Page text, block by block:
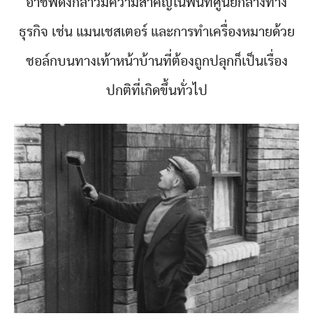
ธุรกิจ เช่น แมนเชสเตอร์ และการทำเครื่องหมายด้วย
ชอล์กบนทางเท้าหน้าบ้านที่ต้องถูกปลุกก็เป็นเรื่อง
ปกติที่เกิดขึ้นทั่วไป